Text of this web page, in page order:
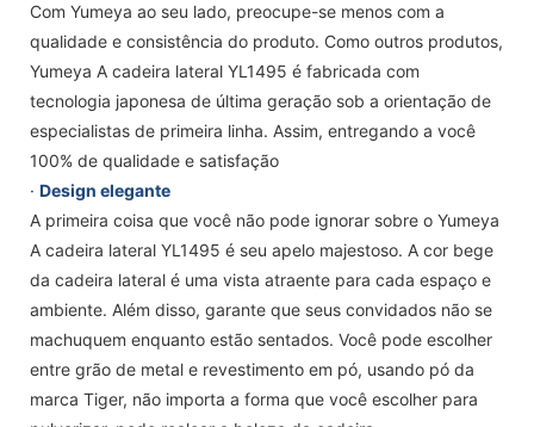
Com Yumeya ao seu lado, preocupe-se menos com a
qualidade e consistência do produto. Como outros produtos,
Yumeya A cadeira lateral YL1495 é fabricada com
tecnologia japonesa de última geração sob a orientação de
especialistas de primeira linha. Assim, entregando a você
100% de qualidade e satisfação
· Design elegante
A primeira coisa que você não pode ignorar sobre o Yumeya
A cadeira lateral YL1495 é seu apelo majestoso. A cor bege
da cadeira lateral é uma vista atraente para cada espaço e
ambiente. Além disso, garante que seus convidados não se
machuquem enquanto estão sentados. Você pode escolher
entre grão de metal e revestimento em pó, usando pó da
marca Tiger, não importa a forma que você escolher para